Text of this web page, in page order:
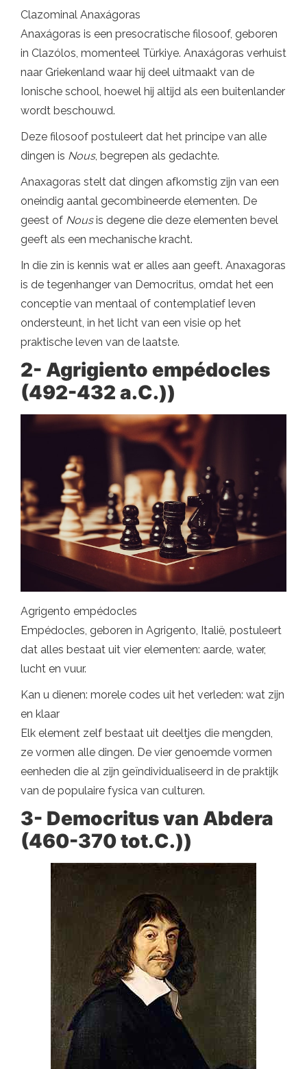
Clazominal Anaxágoras
Anaxágoras is een presocratische filosoof, geboren
in Clazólos, momenteel Türkiye. Anaxágoras verhuist
naar Griekenland waar hij deel uitmaakt van de
Ionische school, hoewel hij altijd als een buitenlander
wordt beschouwd.
Deze filosoof postuleert dat het principe van alle
dingen is Nous, begrepen als gedachte.
Anaxagoras stelt dat dingen afkomstig zijn van een
oneindig aantal gecombineerde elementen. De
geest of Nousis degene die deze elementen bevel
geeft als een mechanische kracht.
In die zin is kennis wat er alles aan geeft. Anaxagoras
is de tegenhanger van Democritus, omdat het een
conceptie van mentaal of contemplatief leven
ondersteunt, in het licht van een visie op het
praktische leven van de laatste.
2- Agrigiento empédocles
(492-432 a.C.))
Agrigento empédocles
Empédocles, geboren in Agrigento, Italië, postuleert
dat alles bestaat uit vier elementen: aarde, water,
lucht en vuur.
Kan u dienen: morele codes uit het verleden: wat zijn
en klaar
Elk element zelf bestaat uit deeltjes die mengden,
ze vormen alle dingen. De vier genoemde vormen
eenheden die al zijn geïndividualiseerd in de praktijk
van de populaire fysica van culturen.
3- Democritus van Abdera
(460-370 tot.C.))